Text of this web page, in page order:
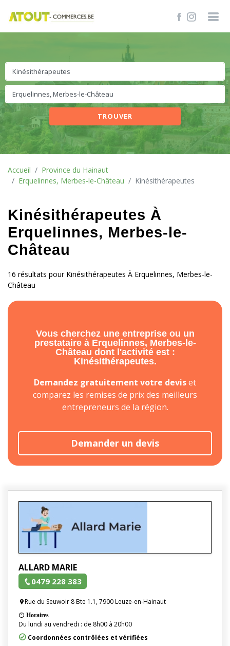
TROUVER
Accueil
Province du Hainaut
Erquelinnes, Merbes-le-Château
Kinésithérapeutes
Kinésithérapeutes À
Erquelinnes, Merbes-le-
Château
16 résultats pour Kinésithérapeutes À Erquelinnes, Merbes-le-
Château
Vous cherchez une entreprise ou un
prestataire à Erquelinnes, Merbes-le-
Château dont l'activité est :
Kinésithérapeutes.
Demandez gratuitement votre deviset
comparez les remises de prix des meilleurs
entrepreneurs de la région.
Demander un devis
ALLARD MARIE
0479 228 383
Rue du Seuwoir 8 Bte 1.1, 7900 Leuze-en-Hainaut
Horaires
Du lundi au vendredi : de 8h00 à 20h00
Coordonnées contrôlées et vérifiées